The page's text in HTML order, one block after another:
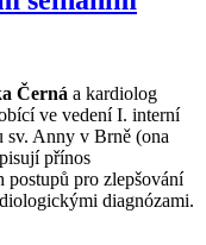
Černá a kardiolog
ve vedení I. interní
Anny v Brně (ona
přínos
postupů pro zlepšování
diagnózami.